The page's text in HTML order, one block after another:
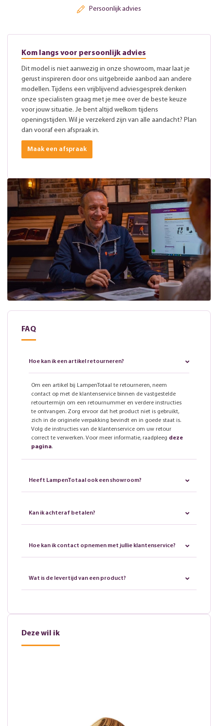
Persoonlijk advies
Kom langs voor persoonlijk advies
Dit model is niet aanwezig in onze showroom, maar laat je
gerust inspireren door ons uitgebreide aanbod aan andere
modellen. Tijdens een vrijblijvend adviesgesprek denken
onze specialisten graag met je mee over de beste keuze
voor jouw situatie. Je bent altijd welkom tijdens
openingstijden. Wil je verzekerd zijn van alle aandacht? Plan
dan vooraf een afspraak in.
Maak een afspraak
FAQ
Hoe kan ik een artikel retourneren?
Om een artikel bij LampenTotaal te retourneren, neem
contact op met de klantenservice binnen de vastgestelde
retourtermijn om een retournummer en verdere instructies
te ontvangen. Zorg ervoor dat het product niet is gebruikt,
zich in de originele verpakking bevindt en in goede staat is.
Volg de instructies van de klantenservice om uw retour
correct te verwerken. Voor meer informatie, raadpleeg deze
pagina.
Heeft LampenTotaal ook een showroom?
Kan ik achteraf betalen?
Hoe kan ik contact opnemen met jullie klantenservice?
Wat is de levertijd van een product?
Deze wil ik